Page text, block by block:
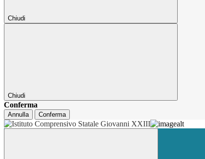
Chiudi
Chiudi
Conferma
Annulla Conferma